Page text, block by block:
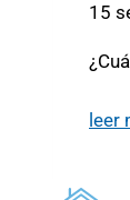
15
leer